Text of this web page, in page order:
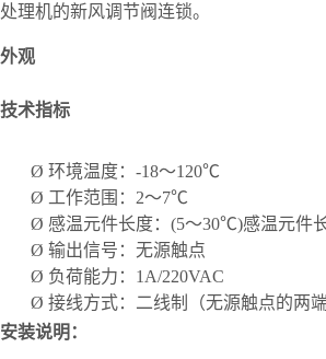
处理机的新风调节阀连锁。
外观
技术指标
Ø 环境温度： -18～120℃
Ø 工作范围： 2～7℃
Ø 感温元件长度： (5～30℃)感温元件
Ø 输出信号：无源触点
Ø 负荷能力： 1A/220VAC
Ø 接线方式：二线制（无源触点的两端
安装说明：